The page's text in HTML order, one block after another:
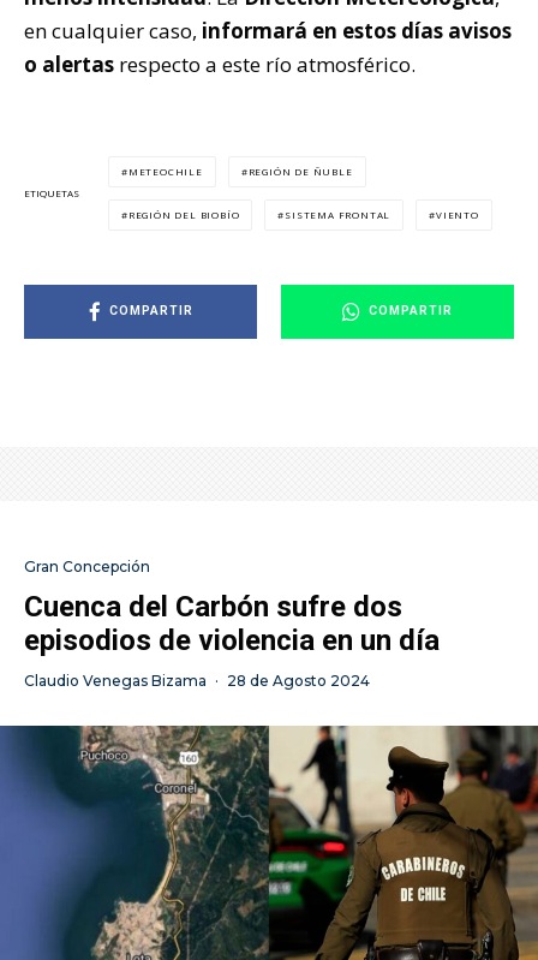
en cualquier caso, informará en estos días avisos
o alertas respecto a este río atmosférico.
ETIQUETAS
METEOCHILE REGIÓN DE ÑUBLE
REGIÓN DEL BIOBÍO SISTEMA FRONTAL VIENTO
COMPARTIR COMPARTIR
Gran Concepción
Cuenca del Carbón sufre dos
episodios de violencia en un día
Claudio Venegas Bizama · 28 de Agosto 2024